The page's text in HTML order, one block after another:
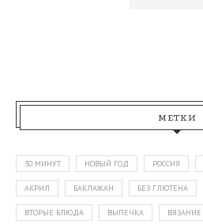
МЕТКИ
30 МИНУТ НОВЫЙ ГОД РОССИЯ
АКРИЛ БАКЛАЖАН БЕЗ ГЛЮТЕНА
ВТОРЫЕ БЛЮДА ВЫПЕЧКА ВЯЗАНИЕ